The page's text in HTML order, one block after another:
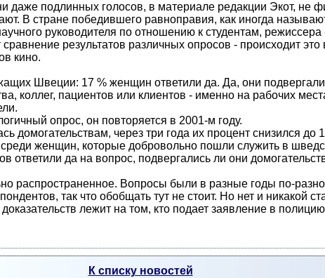
даже подлинных голосов, в материале редакции Экот, не
В стране победившего равноправия, как иногда
руководителя по отношению к студентам, режиссера
результатов различных опросов - происходит
кино.
Швеции: 17 % женщин ответили да. Да, они
коллег, пациентов или клиентов - именно на рабочих
опрос, он повторяется в 2001-м году.
домогательствам, через три года их процент снизился до
женщин, которые добровольно пошли служить в
да на вопрос, подвергались ли они
распространенное. Вопросы были в разные годы по-
так что обобщать тут не стоит. Но нет и никакой
лежит на том, кто подает заявление в
К списку новостей